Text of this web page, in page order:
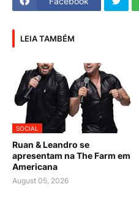
LEIA TAMBÉM
SOCIAL
Ruan & Leandro se
apresentam na The Farm em
Americana
August 05, 2026